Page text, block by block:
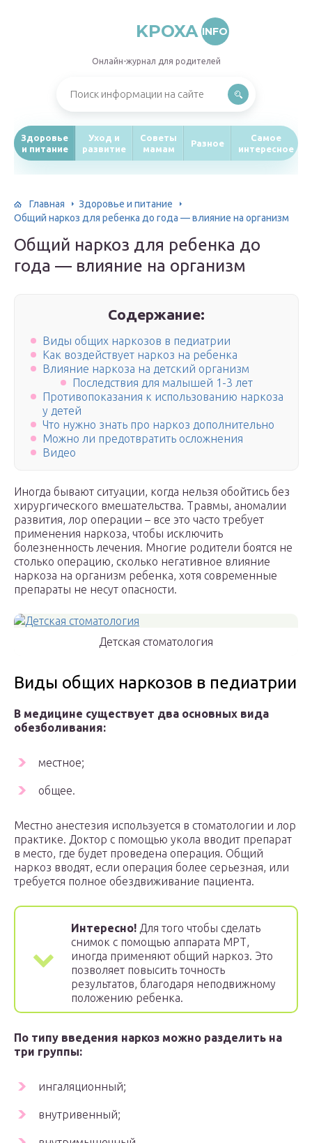
KPOXA INFO
Онлайн-журнал для родителей
Здоровье
и питание
Уход и
развитие
Советы
мамам
Разное
Самое
интересное
Главная
Здоровье и питание
Общий наркоз для ребенка до года — влияние на организм
Общий наркоз для ребенка до
года — влияние на организм
Содержание:
Виды общих наркозов в педиатрии
Как воздействует наркоз на ребенка
Влияние наркоза на детский организм
Последствия для малышей 1-3 лет
Противопоказания к использованию наркоза
у детей
Что нужно знать про наркоз дополнительно
Можно ли предотвратить осложнения
Видео
Иногда бывают ситуации, когда нельзя обойтись без
хирургического вмешательства. Травмы, аномалии
развития, лор операции – все это часто требует
применения наркоза, чтобы исключить
болезненность лечения. Многие родители боятся не
столько операцию, сколько негативное влияние
наркоза на организм ребенка, хотя современные
препараты не несут опасности.
Детская стоматология
Виды общих наркозов в педиатрии
В медицине существует два основных вида
обезболивания:
местное;
общее.
Местно анестезия используется в стоматологии и лор
практике. Доктор с помощью укола вводит препарат
в место, где будет проведена операция. Общий
наркоз вводят, если операция более серьезная, или
требуется полное обездвиживание пациента.
Интересно! Для того чтобы сделать
снимок с помощью аппарата МРТ,
иногда применяют общий наркоз. Это
позволяет повысить точность
результатов, благодаря неподвижному
положению ребенка.
По типу введения наркоз можно разделить на
три группы:
ингаляционный;
внутривенный;